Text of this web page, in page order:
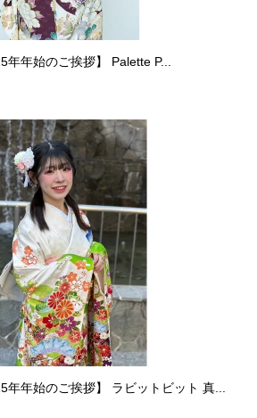
年年始のご挨拶】 Palette P...
年年始のご挨拶】 ラビットビット 真...